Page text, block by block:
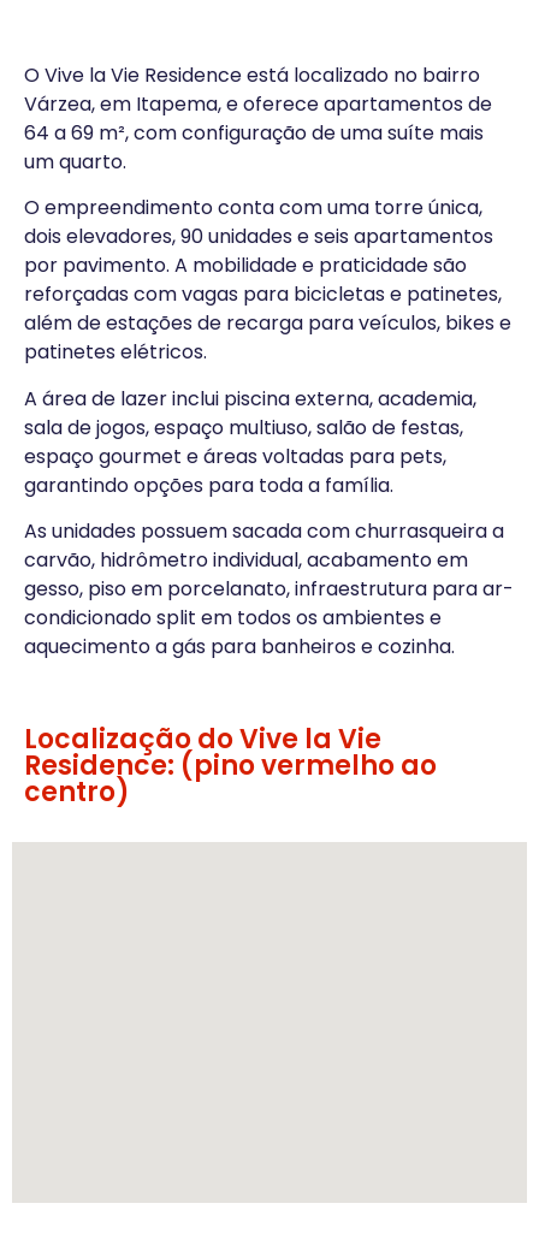
O Vive la Vie Residence está localizado no bairro
Várzea, em Itapema, e oferece apartamentos de
64 a 69 m², com configuração de uma suíte mais
um quarto.
O empreendimento conta com uma torre única,
dois elevadores, 90 unidades e seis apartamentos
por pavimento. A mobilidade e praticidade são
reforçadas com vagas para bicicletas e patinetes,
além de estações de recarga para veículos, bikes e
patinetes elétricos.
A área de lazer inclui piscina externa, academia,
sala de jogos, espaço multiuso, salão de festas,
espaço gourmet e áreas voltadas para pets,
garantindo opções para toda a família.
As unidades possuem sacada com churrasqueira a
carvão, hidrômetro individual, acabamento em
gesso, piso em porcelanato, infraestrutura para ar-
condicionado split em todos os ambientes e
aquecimento a gás para banheiros e cozinha.
Localização do Vive la Vie
Residence: (pino vermelho ao
centro)